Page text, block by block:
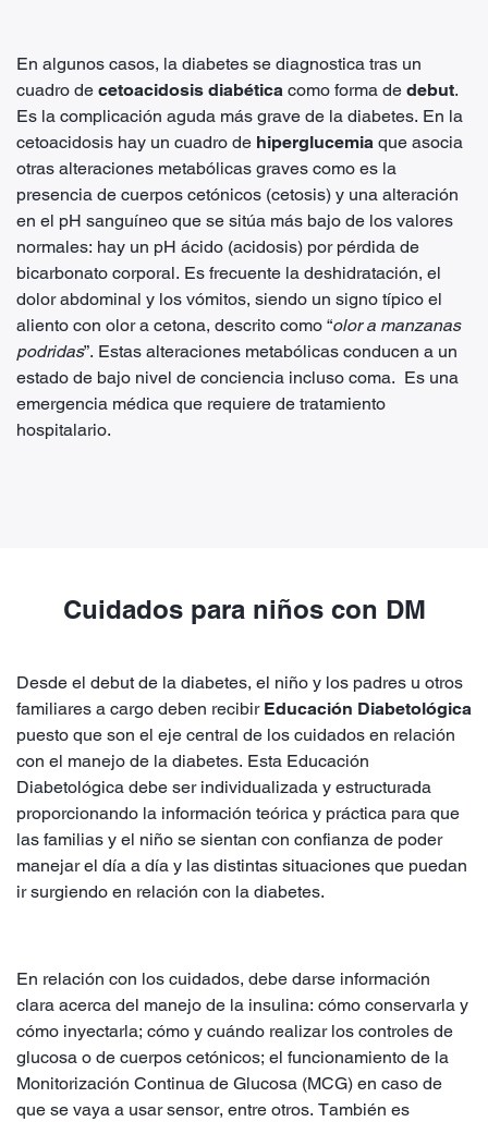
En algunos casos, la diabetes se diagnostica tras un
cuadro de cetoacidosis diabética como forma de debut.
Es la complicación aguda más grave de la diabetes. En la
cetoacidosis hay un cuadro de hiperglucemia que asocia
otras alteraciones metabólicas graves como es la
presencia de cuerpos cetónicos (cetosis) y una alteración
en el pH sanguíneo que se sitúa más bajo de los valores
normales: hay un pH ácido (acidosis) por pérdida de
bicarbonato corporal. Es frecuente la deshidratación, el
dolor abdominal y los vómitos, siendo un signo típico el
aliento con olor a cetona, descrito como “olor a manzanas
podridas”. Estas alteraciones metabólicas conducen a un
estado de bajo nivel de conciencia incluso coma. Es una
emergencia médica que requiere de tratamiento
hospitalario.
Cuidados para niños con DM
Desde el debut de la diabetes, el niño y los padres u otros
familiares a cargo deben recibir Educación Diabetológica
puesto que son el eje central de los cuidados en relación
con el manejo de la diabetes. Esta Educación
Diabetológica debe ser individualizada y estructurada
proporcionando la información teórica y práctica para que
las familias y el niño se sientan con confianza de poder
manejar el día a día y las distintas situaciones que puedan
ir surgiendo en relación con la diabetes.
En relación con los cuidados, debe darse información
clara acerca del manejo de la insulina: cómo conservarla y
cómo inyectarla; cómo y cuándo realizar los controles de
glucosa o de cuerpos cetónicos; el funcionamiento de la
Monitorización Continua de Glucosa (MCG) en caso de
que se vaya a usar sensor, entre otros. También es